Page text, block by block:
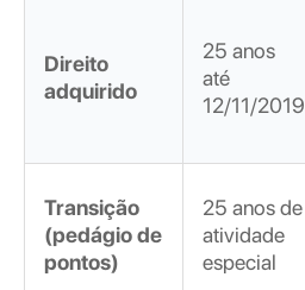
Direito
adquirido
25 anos
até
12/11/2019
Transição
(pedágio de
pontos)
25 anos de
atividade
especial